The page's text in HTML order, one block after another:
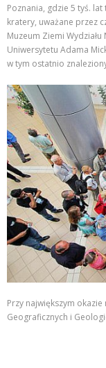
Poznania, gdzie 5 tyś.
kratery, uważane przez
Muzeum Ziemi
Uniwersytetu Adama
w tym ostatnio
Przy największym
Geograficznych i